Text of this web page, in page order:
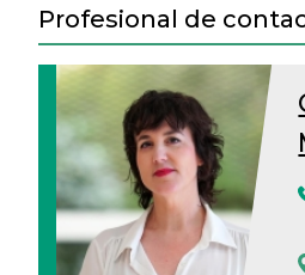
Profesional de